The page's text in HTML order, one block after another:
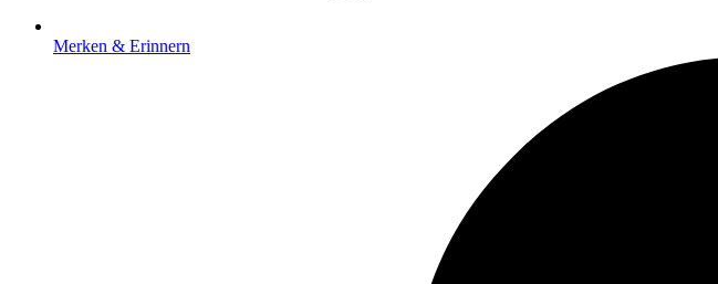
Merken & Erinnern